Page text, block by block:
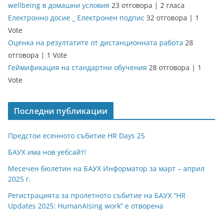
wellbeing в домашни условия 23 отговора | 2 гласа
Електронно досие _ Електронен подпис 32 отговора | 1
Vote
Оценка на резултатите от дистанционната работа 28
отговора | 1 Vote
Геймификация на стандартни обучения 28 отговора | 1
Vote
Последни публикации
Предстои есенното събитие HR Days 25
БАУХ има нов уебсайт!
Месечен бюлетин на БАУХ Информатор за март – април
2025 г.
Регистрацията за пролетното събитие на БАУХ “HR
Updates 2025: HumanAIsing work” е отворена